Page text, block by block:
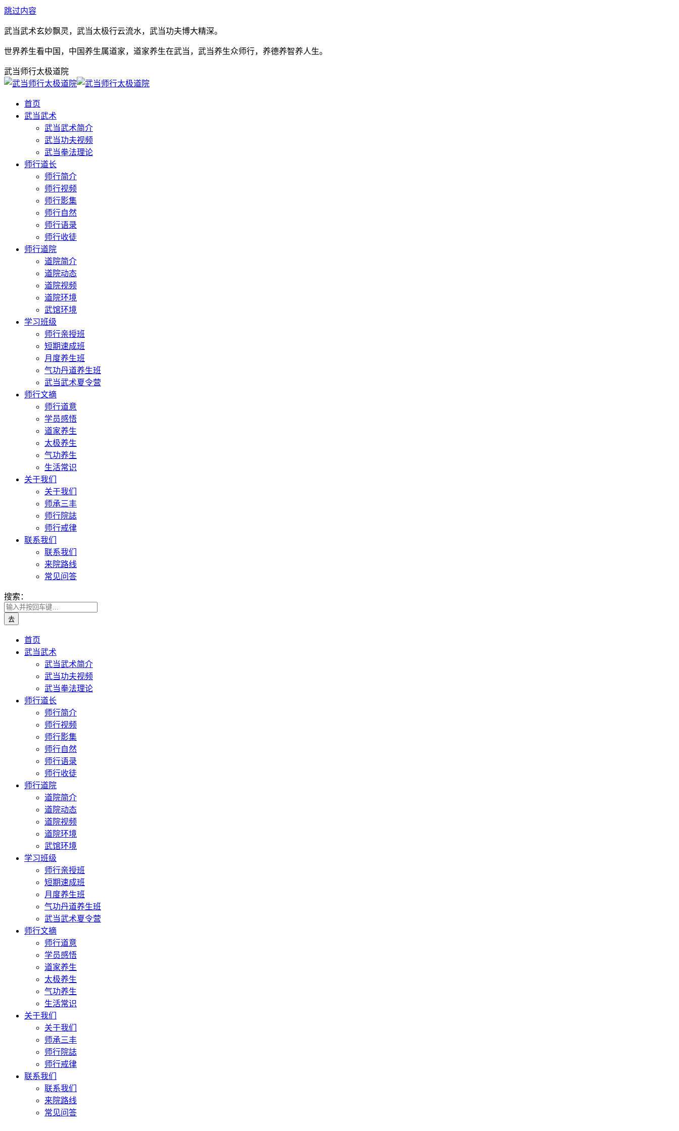
跳过内容
武当武术玄妙飘灵，武当太极行云流水，武当功夫博大精深。
世界养生看中国，中国养生属道家，道家养生在武当，武当养生众师行，养德养智养人生。
武当师行太极道院
首页
武当武术
武当武术简介
武当功夫视频
武当拳法理论
师行道长
师行简介
师行视频
师行影集
师行自然
师行语录
师行收徒
师行道院
道院简介
道院动态
道院视频
道院环境
武馆环境
学习班级
师行亲授班
短期速成班
月度养生班
气功丹道养生班
武当武术夏令营
师行文摘
师行道意
学员感悟
道家养生
太极养生
气功养生
生活常识
关于我们
关于我们
师承三丰
师行院誌
师行戒律
联系我们
联系我们
来院路线
常见问答
搜索：
首页
武当武术
武当武术简介
武当功夫视频
武当拳法理论
师行道长
师行简介
师行视频
师行影集
师行自然
师行语录
师行收徒
师行道院
道院简介
道院动态
道院视频
道院环境
武馆环境
学习班级
师行亲授班
短期速成班
月度养生班
气功丹道养生班
武当武术夏令营
师行文摘
师行道意
学员感悟
道家养生
太极养生
气功养生
生活常识
关于我们
关于我们
师承三丰
师行院誌
师行戒律
联系我们
联系我们
来院路线
常见问答